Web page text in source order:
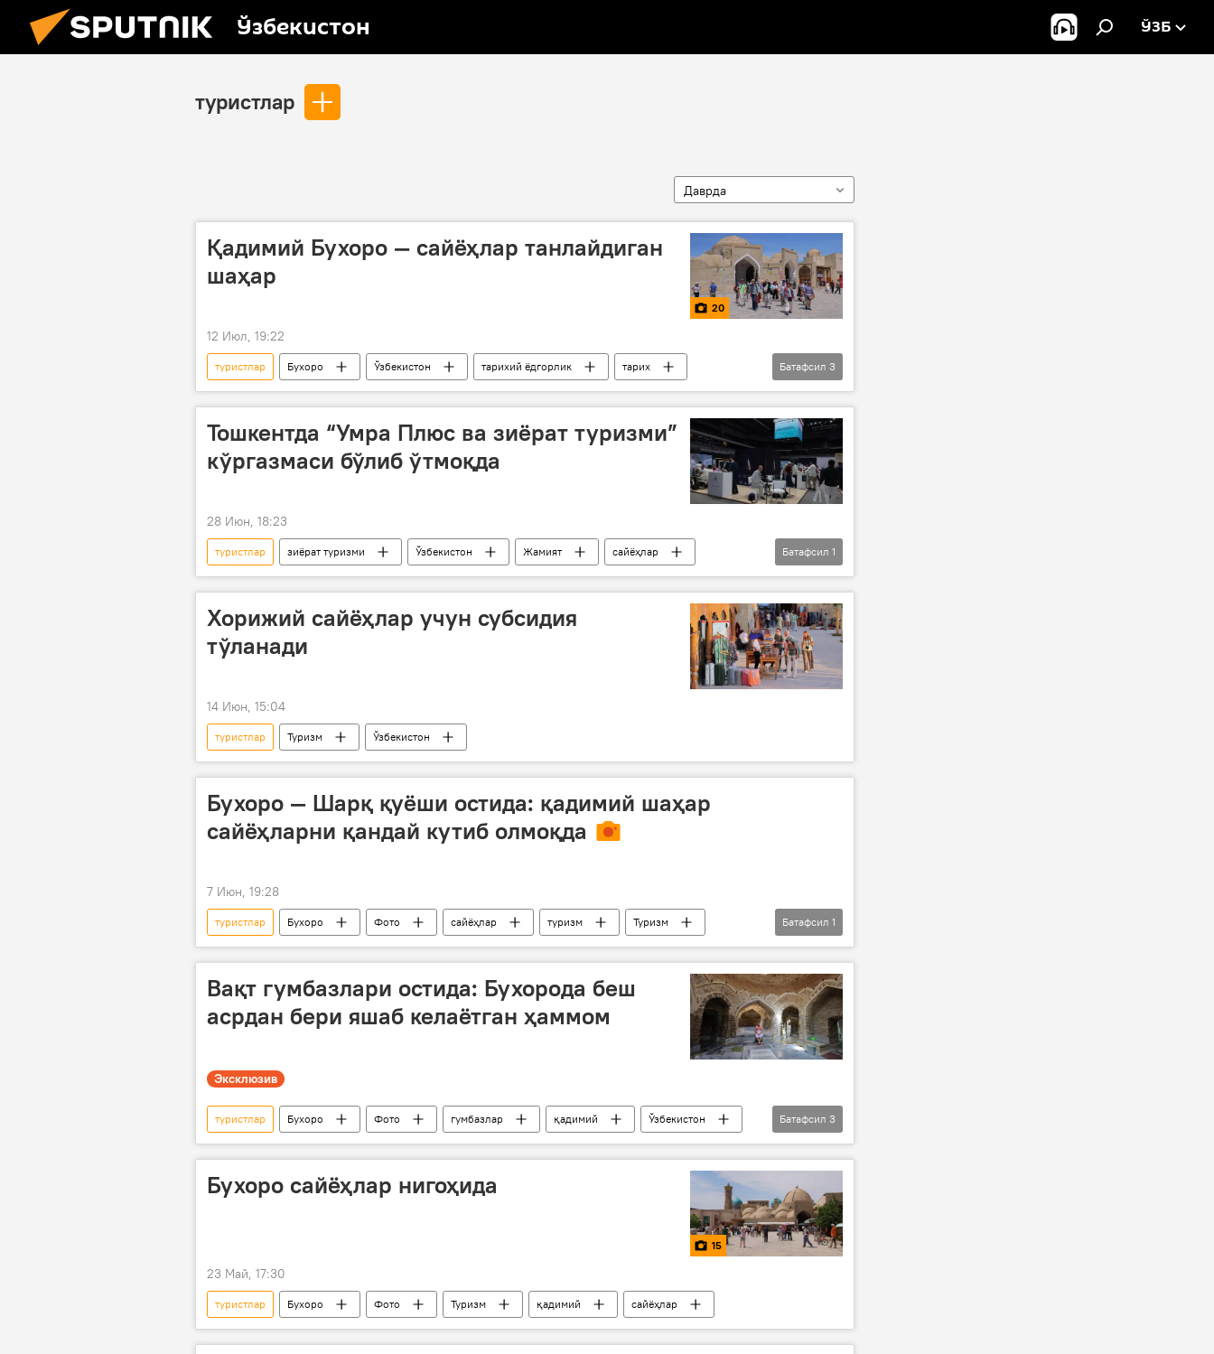
Ўзбекистон ЎЗБ
туристлар
Даврда
Қадимий Бухоро — сайёҳлар танлайдиган
шаҳар
20
12 Июл, 19:22
туристлар Бухоро Ўзбекистон тарихий ёдгорлик
тарих
Туризм
туризм ички туризм Фото
Батафсил 3
Тошкентда “Умра Плюс ва зиёрат туризми”
кўргазмаси бўлиб ўтмоқда
28 Июн, 18:23
туристлар зиёрат туризми Ўзбекистон Жамият
сайёҳлар
кўргазма
Батафсил 1
Хорижий сайёҳлар учун субсидия
тўланади
14 Июн, 15:04
туристлар Туризм Ўзбекистон
Бухоро — Шарқ қуёши остида: қадимий шаҳар
сайёҳларни қандай кутиб олмоқда
7 Июн, 19:28
туристлар Бухоро Фото сайёҳлар туризм
Туризм
қадимий
Батафсил 1
Вақт гумбазлари остида: Бухорода беш
асрдан бери яшаб келаётган ҳаммом
Эксклюзив
туристлар Бухоро Фото гумбазлар қадимий
Ўзбекистон
сайёҳлар
Туризм туризм
Батафсил 3
Бухоро сайёҳлар нигоҳида
15
23 Май, 17:30
туристлар Бухоро Фото Туризм қадимий сайёҳлар